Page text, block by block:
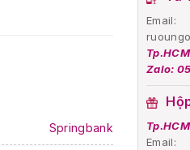
Email:
Zalo:
Email:
Springbank